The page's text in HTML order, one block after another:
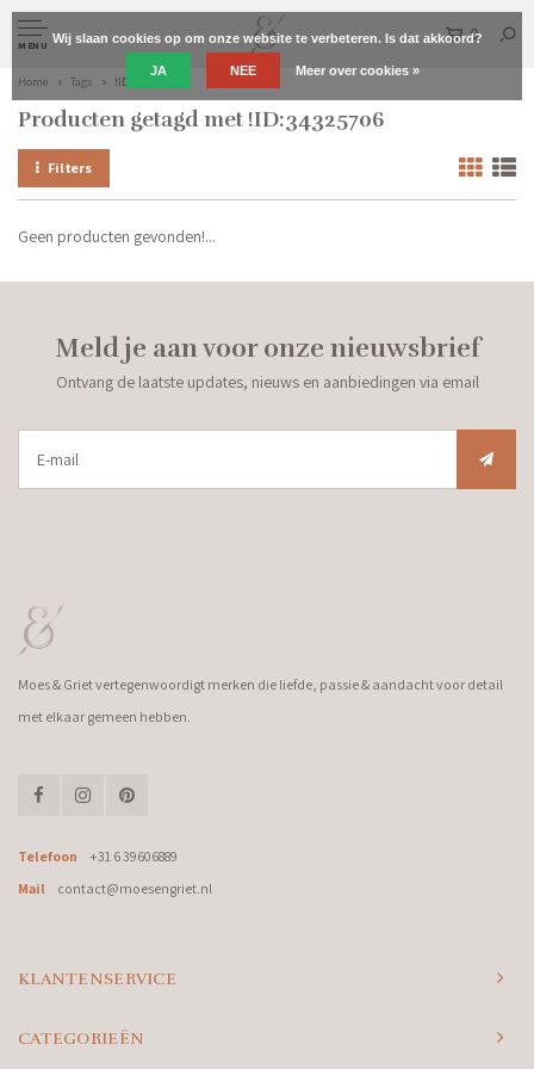
MENU
0
Home Tags !ID:34325706
Producten getagd met !ID:34325706
Filters
Geen producten gevonden!...
Meld je aan voor onze nieuwsbrief
Ontvang de laatste updates, nieuws en aanbiedingen via email
Moes & Griet vertegenwoordigt merken die liefde, passie & aandacht voor detail
met elkaar gemeen hebben.
Telefoon
+31 6 39606889
Mail
contact@moesengriet.nl
KLANTENSERVICE
CATEGORIEËN
Wij slaan cookies op om onze website te verbeteren. Is dat akkoord?
JA NEE Meer over cookies »